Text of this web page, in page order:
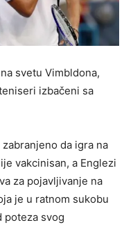
svetu Vimbldona,
izbačeni sa
da igra na
vakcinisan, a Englezi
za pojavljivanje na
je u ratnom sukobu
poteza svog